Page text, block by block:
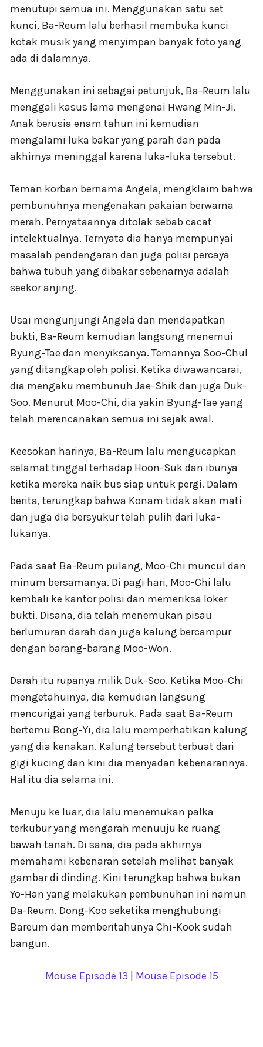
menutupi semua ini. Menggunakan satu set
kunci, Ba-Reum lalu berhasil membuka kunci
kotak musik yang menyimpan banyak foto yang
ada di dalamnya.
Menggunakan ini sebagai petunjuk, Ba-Reum lalu
menggali kasus lama mengenai Hwang Min-Ji.
Anak berusia enam tahun ini kemudian
mengalami luka bakar yang parah dan pada
akhirnya meninggal karena luka-luka tersebut.
Teman korban bernama Angela, mengklaim bahwa
pembunuhnya mengenakan pakaian berwarna
merah. Pernyataannya ditolak sebab cacat
intelektualnya. Ternyata dia hanya mempunyai
masalah pendengaran dan juga polisi percaya
bahwa tubuh yang dibakar sebenarnya adalah
seekor anjing.
Usai mengunjungi Angela dan mendapatkan
bukti, Ba-Reum kemudian langsung menemui
Byung-Tae dan menyiksanya. Temannya Soo-Chul
yang ditangkap oleh polisi. Ketika diwawancarai,
dia mengaku membunuh Jae-Shik dan juga Duk-
Soo. Menurut Moo-Chi, dia yakin Byung-Tae yang
telah merencanakan semua ini sejak awal.
Keesokan harinya, Ba-Reum lalu mengucapkan
selamat tinggal terhadap Hoon-Suk dan ibunya
ketika mereka naik bus siap untuk pergi. Dalam
berita, terungkap bahwa Konam tidak akan mati
dan juga dia bersyukur telah pulih dari luka-
lukanya.
Pada saat Ba-Reum pulang, Moo-Chi muncul dan
minum bersamanya. Di pagi hari, Moo-Chi lalu
kembali ke kantor polisi dan memeriksa loker
bukti. Disana, dia telah menemukan pisau
berlumuran darah dan juga kalung bercampur
dengan barang-barang Moo-Won.
Darah itu rupanya milik Duk-Soo. Ketika Moo-Chi
mengetahuinya, dia kemudian langsung
mencurigai yang terburuk. Pada saat Ba-Reum
bertemu Bong-Yi, dia lalu memperhatikan kalung
yang dia kenakan. Kalung tersebut terbuat dari
gigi kucing dan kini dia menyadari kebenarannya.
Hal itu dia selama ini.
Menuju ke luar, dia lalu menemukan palka
terkubur yang mengarah menuuju ke ruang
bawah tanah. Di sana, dia pada akhirnya
memahami kebenaran setelah melihat banyak
gambar di dinding. Kini terungkap bahwa bukan
Yo-Han yang melakukan pembunuhan ini namun
Ba-Reum. Dong-Koo seketika menghubungi
Bareum dan memberitahunya Chi-Kook sudah
bangun.
Mouse Episode 13 Mouse Episode 15